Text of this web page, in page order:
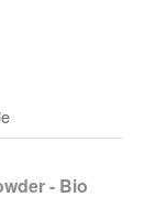
- Bio